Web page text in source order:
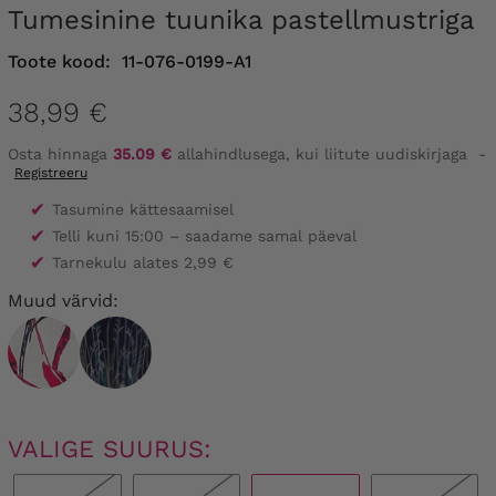
Tumesinine tuunika pastellmustriga
Toote kood: 11-076-0199-A1
38,99 €
Osta hinnaga 35.09 € allahindlusega, kui liitute uudiskirjaga -
Registreeru
✔ Tasumine kättesaamisel
✔ Telli kuni 15:00 – saadame samal päeval
✔ Tarnekulu alates 2,99 €
Muud värvid:
VALIGE SUURUS: